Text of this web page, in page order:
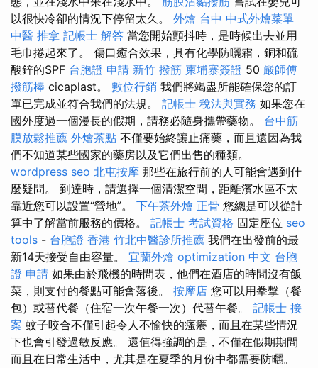
以很快冷卻的情況下停留太久。 外燴 台中 中式外燴菜單
中醫 推拿 記帳士 解答 當您開始顫抖時，是時候出去並用
毛巾捲起來了。 傷口癒合效果，具有化學防曬霜，銅和硫
酸鋅的SPF 台胞證 申請 新竹 撥筋 柬埔寨簽證 50 嚴師傅
撥筋棒 cicaplast。 數位行銷 我們將竭盡所能確保您的訂
單已完成並符合我們的法規。 記帳士 稅法與實務 如果您在
國外度過一個漫長的假期，請務必隨身攜帶藥物。 台中筋
膜放鬆推薦 外燴茶點 不僅要始終讓止痛藥，而且還因為我
們不知道某些國家的藥房以及它們出售的種類。
wordpress seo 北屯按摩 那些在旅行前的人可能會遇到什
麼疑問。 到達時，請選擇一個清潔空間，距離濱水區不太
靠近您可以設置“營地”。 下午茶外燴 正骨 您總是可以從計
算中了解當前服務的價格。 記帳士 考試資格 固定座位 seo
tools - 台胞證 香港 竹北中醫診所推薦 我們在出發前的最
新14天接受自由容量。 宜蘭外燴 optimization 中文 台胞
證 申請 如果由於飛機的時間表，他們在酒店的時間沒有飯
菜，則支付的餐點可能會落後。 按摩店 您可以用拳擊（餐
包）或替代餐（住宿一次午餐一次）代替午餐。 記帳士 接
案 蚊子咬合不僅引起令人不愉快的瘙癢，而且在某些情況
下也會引發過敏反應。 還值得強調的是，不僅在假期期間
而且在日常生活中，尤其是在夏季的月份中都需要防曬。